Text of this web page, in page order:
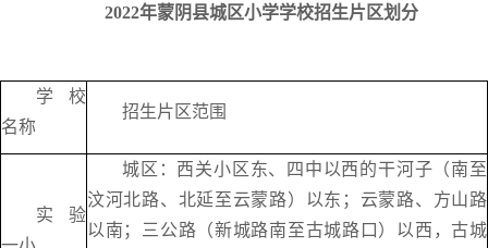
2022年蒙阴县城区小学学校招生片区划分
学校
名称
招生片区范围
实验
城区：西关小区东、四中以西的干河子（南至
汶河北路、北延至云蒙路）以东；云蒙路、方山路
以南；三公路（新城路南至古城路口）以西，古城